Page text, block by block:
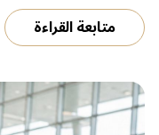
متابعة القراءة